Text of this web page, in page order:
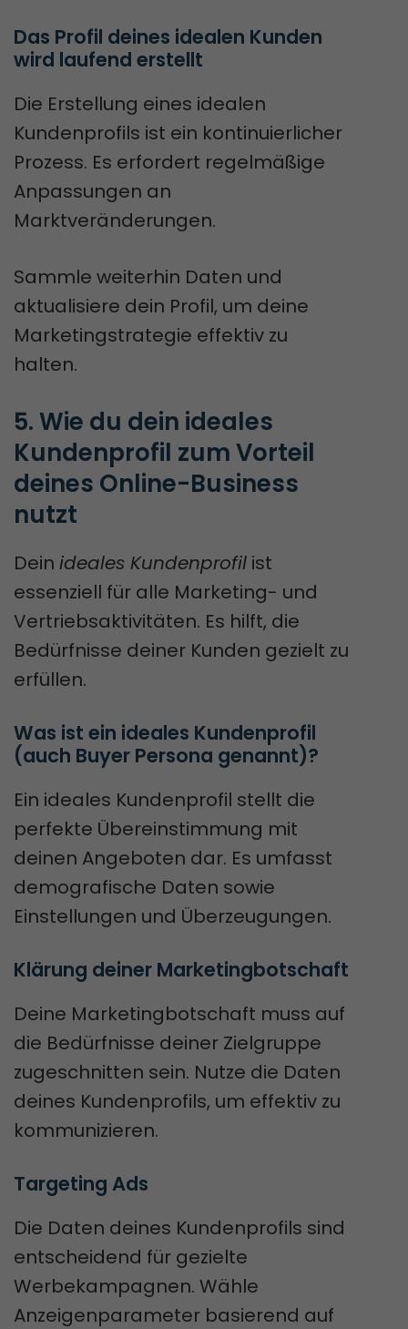
Das Profil deines idealen Kunden
wird laufend erstellt
Die Erstellung eines idealen
Kundenprofils ist ein kontinuierlicher
Prozess. Es erfordert regelmäßige
Anpassungen an
Marktveränderungen.
Sammle weiterhin Daten und
aktualisiere dein Profil, um deine
Marketingstrategie effektiv zu
halten.
5. Wie du dein ideales
Kundenprofil zum Vorteil
deines Online-Business
nutzt
Dein ideales Kundenprofil ist
essenziell für alle Marketing- und
Vertriebsaktivitäten. Es hilft, die
Bedürfnisse deiner Kunden gezielt zu
erfüllen.
Was ist ein ideales Kundenprofil
(auch Buyer Persona genannt)?
Ein ideales Kundenprofil stellt die
perfekte Übereinstimmung mit
deinen Angeboten dar. Es umfasst
demografische Daten sowie
Einstellungen und Überzeugungen.
Klärung deiner Marketingbotschaft
Deine Marketingbotschaft muss auf
die Bedürfnisse deiner Zielgruppe
zugeschnitten sein. Nutze die Daten
deines Kundenprofils, um effektiv zu
kommunizieren.
Targeting Ads
Die Daten deines Kundenprofils sind
entscheidend für gezielte
Werbekampagnen. Wähle
Anzeigenparameter basierend auf